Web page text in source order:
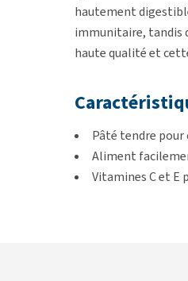
hautement
immunitaire, tandis
haute qualité et
Pâté tendre pour
Aliment
Vitamines C et